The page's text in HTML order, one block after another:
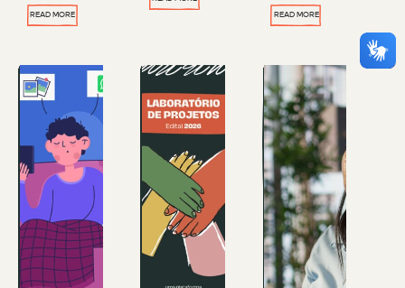
READ MORE READ MORE